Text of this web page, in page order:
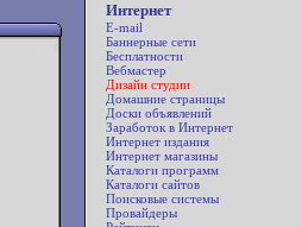
Интернет
E-mail
Баннерные сети
Бесплатности
Вебмастер
Дизайн студии
Домашние страницы
Доски объявлений
Заработок в Интернет
Интернет издания
Интернет магазины
Каталоги программ
Каталоги сайтов
Поисковые системы
Провайдеры